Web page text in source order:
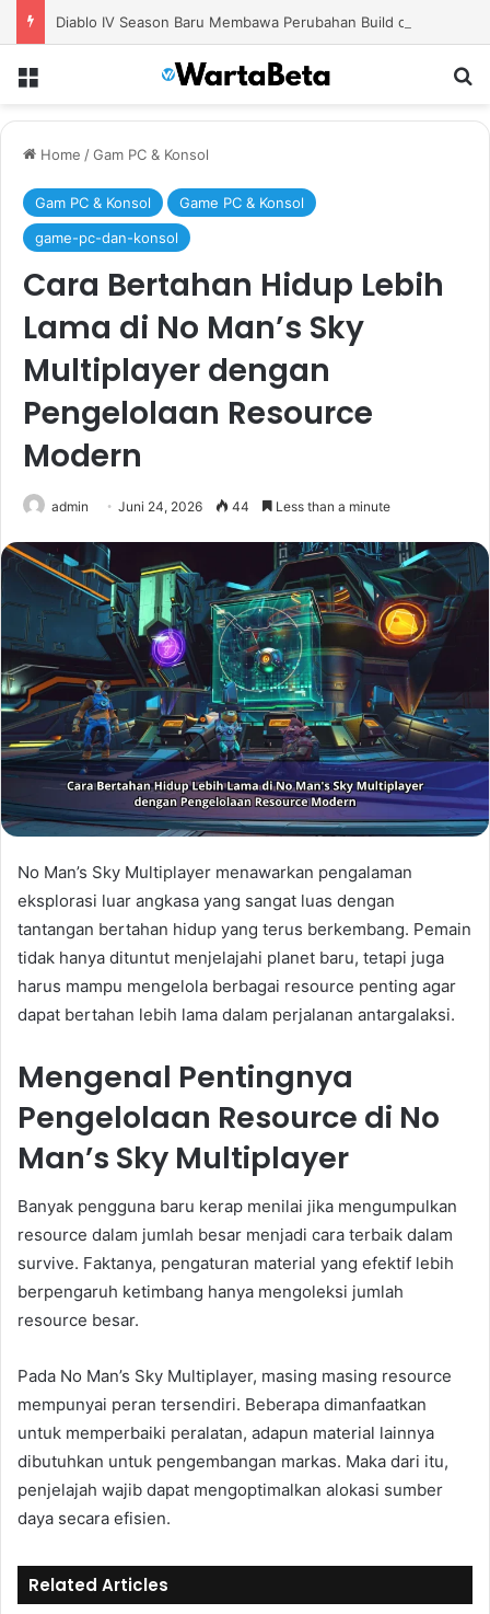
Home /Gam PC & Konsol
Gam PC & Konsol
Game PC & Konsol
game-pc-dan-konsol
Cara Bertahan Hidup Lebih
Lama di No Man’s Sky
Multiplayer dengan
Pengelolaan Resource
Modern
admin Juni 24, 2026 44 Less than a minute
No Man’s Sky Multiplayer menawarkan pengalaman
eksplorasi luar angkasa yang sangat luas dengan
tantangan bertahan hidup yang terus berkembang. Pemain
tidak hanya dituntut menjelajahi planet baru, tetapi juga
harus mampu mengelola berbagai resource penting agar
dapat bertahan lebih lama dalam perjalanan antargalaksi.
Mengenal Pentingnya
Pengelolaan Resource di No
Man’s Sky Multiplayer
Banyak pengguna baru kerap menilai jika mengumpulkan
resource dalam jumlah besar menjadi cara terbaik dalam
survive. Faktanya, pengaturan material yang efektif lebih
berpengaruh ketimbang hanya mengoleksi jumlah
resource besar.
Pada No Man’s Sky Multiplayer, masing masing resource
mempunyai peran tersendiri. Beberapa dimanfaatkan
untuk memperbaiki peralatan, adapun material lainnya
dibutuhkan untuk pengembangan markas. Maka dari itu,
penjelajah wajib dapat mengoptimalkan alokasi sumber
daya secara efisien.
Related Articles